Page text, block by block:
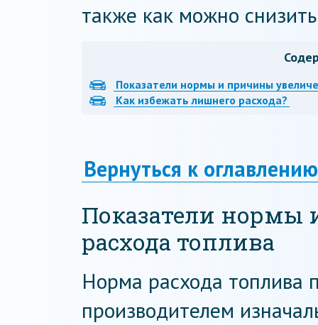
также как можно
Показатели нормы и причины
Как избежать лишнего расхода?
Вернуться к оглавлению
Показатели
расхода топлива
Норма расхода топлива
производителем